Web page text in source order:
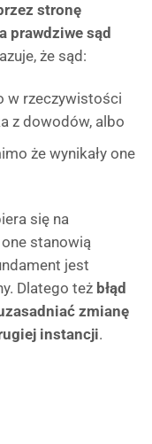
stronę
prawdziwe sąd
że sąd:
w rzeczywistości
z dowodów, albo
że wynikały one
się na
stanowią
jest
Dlatego też błąd
zmianę
instancji.